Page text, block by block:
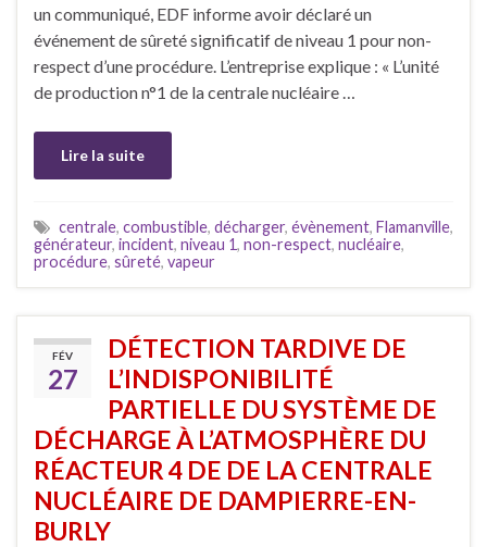
un communiqué, EDF informe avoir déclaré un
événement de sûreté significatif de niveau 1 pour non-
respect d’une procédure. L’entreprise explique : « L’unité
de production n°1 de la centrale nucléaire …
Lire la suite
centrale, combustible, décharger, évènement, Flamanville,
générateur, incident, niveau 1, non-respect, nucléaire,
procédure, sûreté, vapeur
FÉV
27
DÉTECTION TARDIVE DE
L’INDISPONIBILITÉ
PARTIELLE DU SYSTÈME DE
DÉCHARGE À L’ATMOSPHÈRE DU
RÉACTEUR 4 DE DE LA CENTRALE
NUCLÉAIRE DE DAMPIERRE-EN-
BURLY